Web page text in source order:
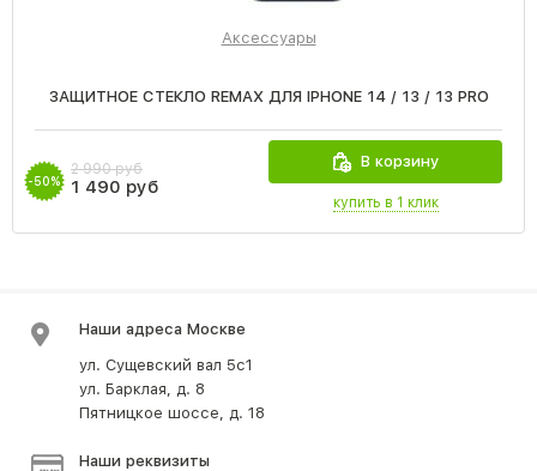
Аксессуары
ЗАЩИТНОЕ СТЕКЛО REMAX ДЛЯ IPHONE 14 / 13 / 13 PRO
-50%
2 990 руб
1 490 руб
В корзину
купить в 1 клик
Наши адреса Москве
ул. Сущевский вал 5с1
ул. Барклая, д. 8
Пятницкое шоссе, д. 18
Наши реквизиты